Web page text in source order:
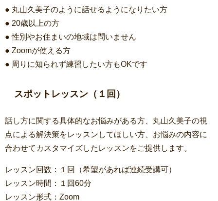
● 丸山久美子のように話せるようになりたい方
● 20歳以上の方
● 性別やお住まいの地域は問いません
● Zoomが使える方
● 周りに知られず練習したい方もOKです
スポットレッスン （１回）
話し方に関する具体的なお悩みがある方、丸山久美子の視
点による解決策をレッスンしてほしい方、お悩みの内容に
合わせてカスタマイズしたレッスンをご提供します。
レッスン回数：１回（希望があれば連続受講可）
レッスン時間：１回60分
レッスン形式：Zoom